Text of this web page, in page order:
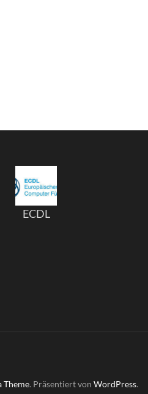
ECDL
Theme. Präsentiert von WordPress.